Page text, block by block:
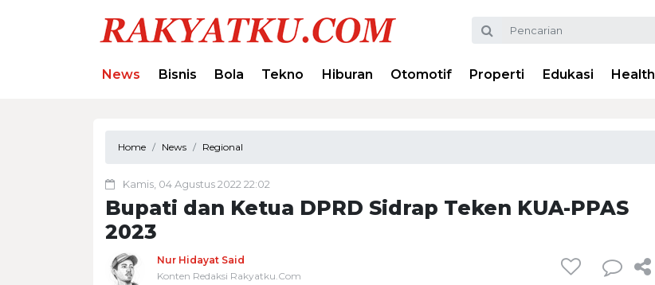
News Bisnis Bola Tekno Hiburan Otomotif Properti Edukasi Health
Home News Regional
Kamis, 04 Agustus 2022 22:02
Bupati dan Ketua DPRD Sidrap Teken KUA-PPAS
2023
Nur Hidayat Said
Konten Redaksi Rakyatku.Com